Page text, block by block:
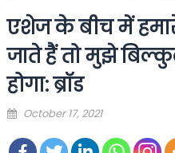
एशेज के बीच में हमारे
जाते हैं तो मुझे
होगा: ब्रॉड
Posted
October 17, 2021